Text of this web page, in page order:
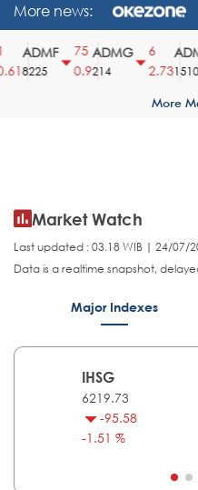
More news:
ADMF
8225
75
0.9
ADMG
214
2.731510
More
Market Watch
Last updated : 03.18 WIB | 24/07/
Data is a realtime snapshot,
Major Indexes
IHSG
6219.73
-95.58
-1.51 %